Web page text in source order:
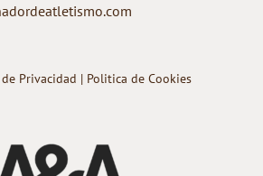
Privacidad | Politica de Cookies